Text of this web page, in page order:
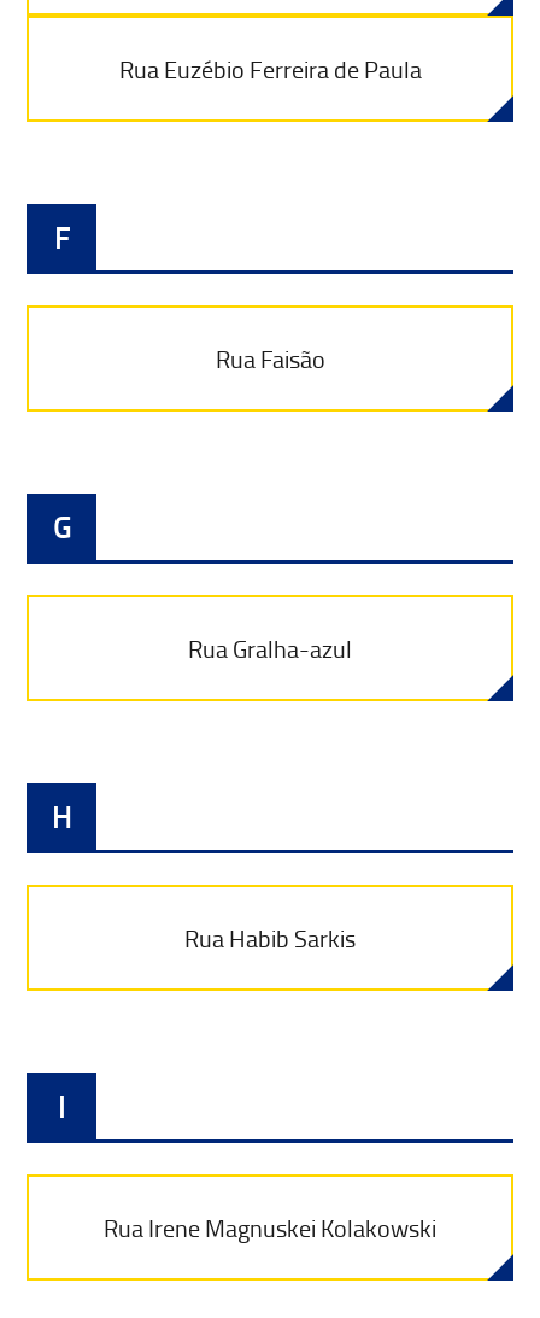
Rua Euzébio Ferreira de Paula
F
Rua Faisão
G
Rua Gralha-azul
H
Rua Habib Sarkis
I
Rua Irene Magnuskei Kolakowski